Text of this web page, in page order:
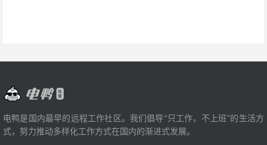
电鸭是国内最早的远程工作社区。我们倡导“只工作，不上班”的生活方
式，努力推动多样化工作方式在国内的渐进式发展。